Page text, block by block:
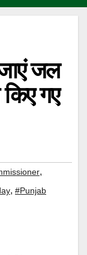
जल
गए
,
, #Punjab